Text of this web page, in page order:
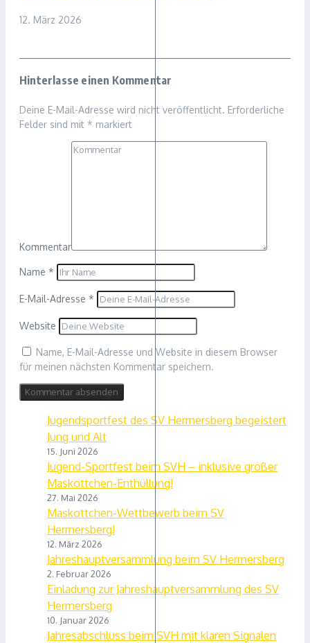
12. März 2026
Hinterlasse einen Kommentar
Deine E-Mail-Adresse wird nicht veröffentlicht. Erforderliche
Felder sind mit * markiert
Kommentar
Name *
E-Mail-Adresse *
Website
Name, E-Mail-Adresse und Website in diesem Browser
für meinen nächsten Kommentar speichern.
Jugendsportfest des SV Hermersberg begeistert
Jung und Alt
15. Juni 2026
Jugend-Sportfest beim SVH – inklusive großer
Maskottchen-Enthüllung!
27. Mai 2026
Maskottchen-Wettbewerb beim SV
Hermersberg!
12. März 2026
Jahreshauptversammlung beim SV Hermersberg
2. Februar 2026
Einladung zur Jahreshauptversammlung des SV
Hermersberg
10. Januar 2026
Jahresabschluss beim SVH mit klaren Signalen